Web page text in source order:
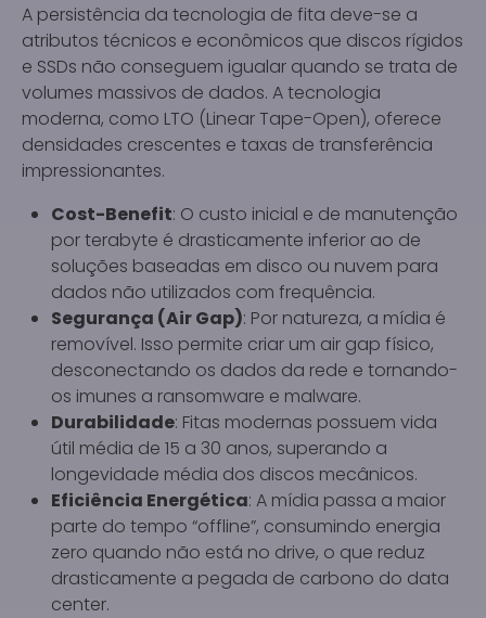
A persistência da tecnologia de fita deve-se a
atributos técnicos e econômicos que discos rígidos
e SSDs não conseguem igualar quando se trata de
volumes massivos de dados. A tecnologia
moderna, como LTO (Linear Tape-Open), oferece
densidades crescentes e taxas de transferência
impressionantes.
Cost-Benefit: O custo inicial e de manutenção
por terabyte é drasticamente inferior ao de
soluções baseadas em disco ou nuvem para
dados não utilizados com frequência.
Segurança (Air Gap): Por natureza, a mídia é
removível. Isso permite criar um air gap físico,
desconectando os dados da rede e tornando-
os imunes a ransomware e malware.
Durabilidade: Fitas modernas possuem vida
útil média de 15 a 30 anos, superando a
longevidade média dos discos mecânicos.
Eficiência Energética: A mídia passa a maior
parte do tempo “offline”, consumindo energia
zero quando não está no drive, o que reduz
drasticamente a pegada de carbono do data
center.